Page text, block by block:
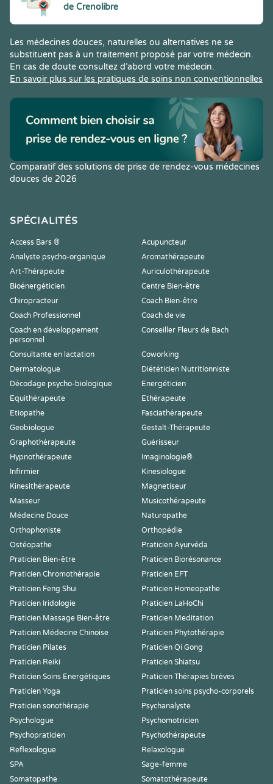
de Crenolibre
Les médecines douces, naturelles ou alternatives ne se
substituent pas à un traitement proposé par votre médecin.
En cas de doute consultez d’abord votre médecin.
En savoir plus sur les pratiques de soins non conventionnelles
Comparatif des solutions de prise de rendez-vous médecines
douces de 2026
SPÉCIALITÉS
Access Bars ®
Acupuncteur
Analyste psycho-organique
Aromathérapeute
Art-Thérapeute
Auriculothérapeute
Bioénergéticien
Centre Bien-être
Chiropracteur
Coach Bien-être
Coach Professionnel
Coach de vie
Coach en développement
personnel
Conseiller Fleurs de Bach
Consultante en lactation
Coworking
Dermatologue
Diététicien Nutritionniste
Décodage psycho-biologique
Energéticien
Equithérapeute
Ethérapeute
Etiopathe
Fasciathérapeute
Geobiologue
Gestalt-Thérapeute
Graphothérapeute
Guérisseur
Hypnothérapeute
Imaginologie®
Infirmier
Kinesiologue
Kinesithérapeute
Magnetiseur
Masseur
Musicothérapeute
Médecine Douce
Naturopathe
Orthophoniste
Orthopédie
Ostéopathe
Praticien Ayurvéda
Praticien Bien-être
Praticien Biorésonance
Praticien Chromothérapie
Praticien EFT
Praticien Feng Shui
Praticien Homeopathe
Praticien Iridologie
Praticien LaHoChi
Praticien Massage Bien-être
Praticien Meditation
Praticien Médecine Chinoise
Praticien Phytothérapie
Praticien Pilates
Praticien Qi Gong
Praticien Reiki
Praticien Shiatsu
Praticien Soins Energétiques
Praticien Thérapies brèves
Praticien Yoga
Praticien soins psycho-corporels
Praticien sonothérapie
Psychanalyste
Psychologue
Psychomotricien
Psychopraticien
Psychothérapeute
Reflexologue
Relaxologue
SPA
Sage-femme
Somatopathe
Somatothérapeute